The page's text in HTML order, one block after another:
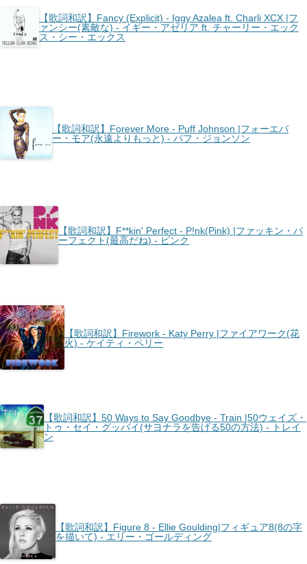
【歌詞和訳】Fancy (Explicit) - Iggy Azalea ft. Charli XCX |フ
ァンシー(素敵な) - イギー・アゼリア ft. チャーリー・エック
ス・シー・エックス
【歌詞和訳】Forever More - Puff Johnson |フォーエバ
ー・モア(永遠よりもっと) - パフ・ジョンソン
【歌詞和訳】F**kin' Perfect - P!nk(Pink) |ファッキン・パ
ーフェクト(最高だね) - ピンク
【歌詞和訳】Firework - Katy Perry |ファイアワーク(花
火) - ケイティ・ペリー
【歌詞和訳】50 Ways to Say Goodbye - Train |50ウェイズ・
トゥ・セイ・グッバイ(サヨナラを告げる50の方法) - トレイ
ン
【歌詞和訳】Figure 8 - Ellie Goulding|フィギュア8(8の字
を描いて) - エリー・ゴールディング